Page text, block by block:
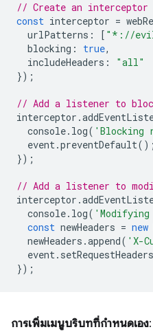
// Create an
const interceptor =
urlPatterns : [ "*://
blocking : true,
includeHeaders :
"all"
});
// Add a listener to
interceptor .
console. log( 'Blocking
event.preventDefault();
});
// Add a listener to
interceptor .
console. log(
const newHeaders = new
newHeaders .append( 'X-
event. setRequestHeaders
});
การเพิ่มเมนูบริบทที่กำหนดเอง